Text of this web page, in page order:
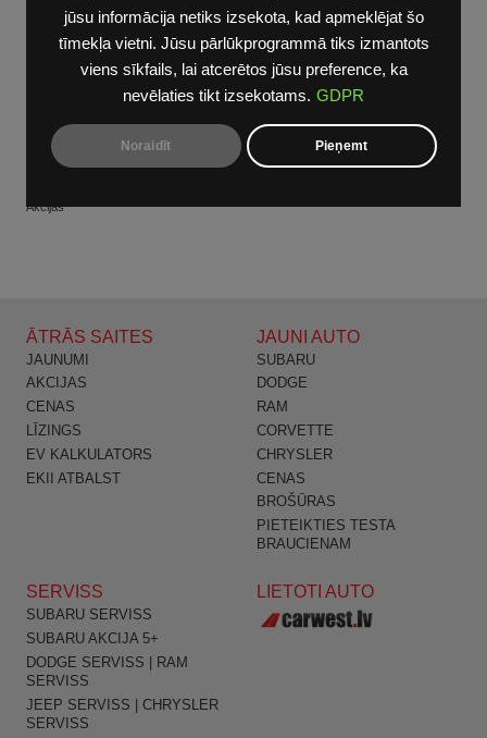
jūsu informācija netiks izsekota, kad apmeklējat šo
tīmekļa vietni. Jūsu pārlūkprogrammā tiks izmantots
viens sīkfails, lai atcerētos jūsu preference, ka
nevēlaties tikt izsekotams. GDPR
Noraidīt Pieņemt
eur/men.
Akcijas
ĀTRĀS SAITES
JAUNUMI
AKCIJAS
CENAS
LĪZINGS
EV KALKULATORS
EKII ATBALST
JAUNI AUTO
SUBARU
DODGE
RAM
CORVETTE
CHRYSLER
CENAS
BROŠŪRAS
PIETEIKTIES TESTA
BRAUCIENAM
SERVISS
SUBARU SERVISS
SUBARU AKCIJA 5+
DODGE SERVISS | RAM
SERVISS
JEEP SERVISS | CHRYSLER
SERVISS
LIETOTI AUTO